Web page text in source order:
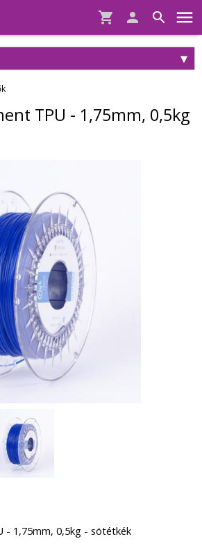
TPU - 1,75mm, 0,5kg
- 1,75mm, 0,5kg - sötétkék